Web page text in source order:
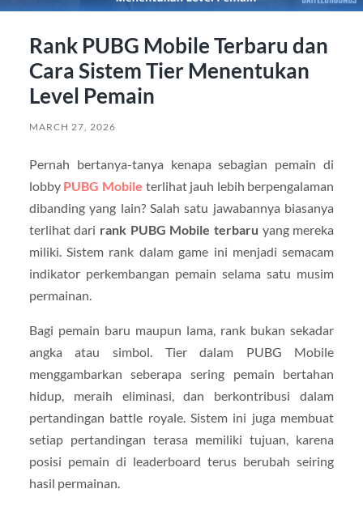
Rank PUBG Mobile Terbaru dan
Cara Sistem Tier Menentukan
Level Pemain
MARCH 27, 2026
Pernah bertanya-tanya kenapa sebagian pemain di
lobby PUBG Mobile terlihat jauh lebih berpengalaman
dibanding yang lain? Salah satu jawabannya biasanya
terlihat dari rank PUBG Mobile terbaru yang mereka
miliki. Sistem rank dalam game ini menjadi semacam
indikator perkembangan pemain selama satu musim
permainan.
Bagi pemain baru maupun lama, rank bukan sekadar
angka atau simbol. Tier dalam PUBG Mobile
menggambarkan seberapa sering pemain bertahan
hidup, meraih eliminasi, dan berkontribusi dalam
pertandingan battle royale. Sistem ini juga membuat
setiap pertandingan terasa memiliki tujuan, karena
posisi pemain di leaderboard terus berubah seiring
hasil permainan.